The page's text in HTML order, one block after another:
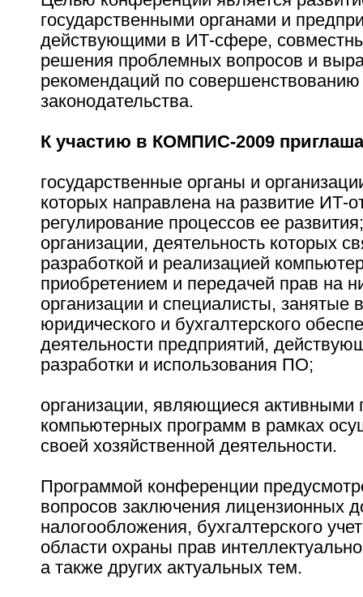
государственными органами и
действующими в ИТ-сфере,
решения проблемных вопросов и
рекомендаций по совершенствованию
законодательства.
К участию в КОМПИС-2009
государственные органы и
которых направлена на развитие ИТ-
регулирование процессов ее развития;
организации, деятельность которых
разработкой и реализацией
приобретением и передачей прав на
организации и специалисты, занятые
юридического и бухгалтерского
деятельности предприятий,
разработки и использования ПО;
организации, являющиеся активными
компьютерных программ в рамках
своей хозяйственной деятельности.
Программой конференции
вопросов заключения лицензионных
налогообложения, бухгалтерского
области охраны прав
а также других актуальных тем.